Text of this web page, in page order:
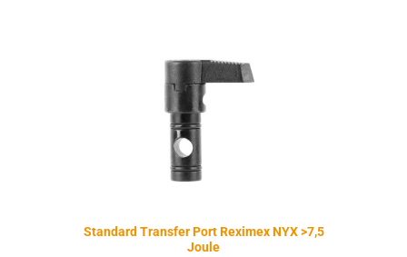
Standard Transfer Port Reximex NYX >7,5
Joule